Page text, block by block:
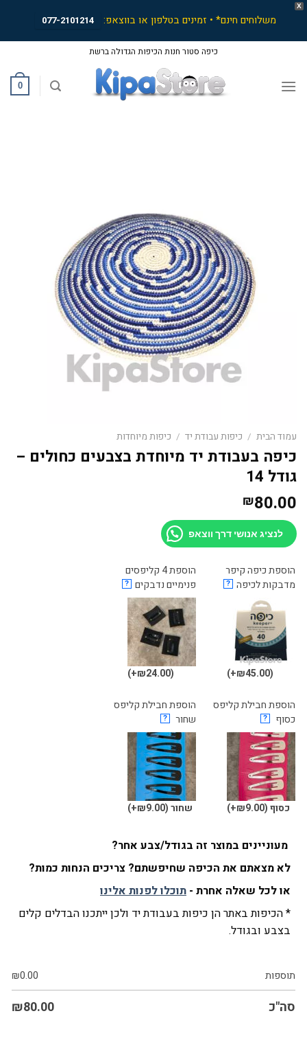
X
משלוחים חינם* • זמינים בטלפון או בווצאפ: 077-2101214
content
כיפה סטור חנות הכיפות הגדולה ברשת
0
עמוד הבית / כיפות עבודת יד / כיפות מיוחדות
כיפה בעבודת יד מיוחדת בצבעים כחולים –
גודל 14
₪80.00
לנציג אנושי דרך ווצאפ
הוספת כיפה קיפר
מדבקות לכיפה ?
(₪45.00+)
הוספת 4 קליפסים
פנימיים נדבקים ?
(₪24.00+)
הוספת חבילת קליפס
כסוף
?
כסוף(₪9.00+)
הוספת חבילת קליפס
שחור
?
שחור(₪9.00+)
מעוניינים במוצר זה בגודל/צבע אחר?
לא מצאתם את הכיפה שחיפשתם? צריכים הנחות כמות?
או לכל שאלה אחרת - תוכלו לפנות אלינו
* הכיפות באתר הן כיפות בעבודת יד ולכן ייתכנו הבדלים קלים
בצבע ובגודל.
תוספות ₪0.00
סה"כ ₪80.00